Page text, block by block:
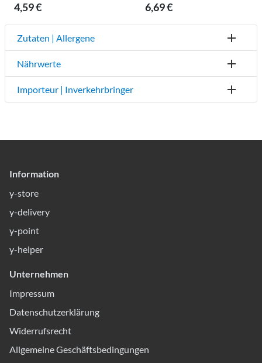
4,59 € 6,69 €
Zutaten | Allergene
Nährwerte
Importeur | Inverkehrbringer
Information
y-store
y-delivery
y-point
y-helper
Unternehmen
Impressum
Datenschutzerklärung
Widerrufsrecht
Allgemeine Geschäftsbedingungen